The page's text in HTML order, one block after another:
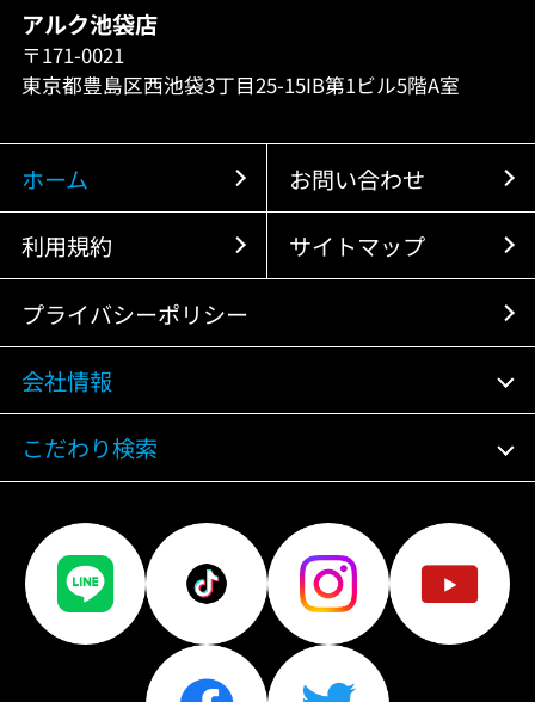
アルク池袋店
〒171-0021
東京都豊島区西池袋3丁目25-15IB第1ビル5階A室
ホーム お問い合わせ
利用規約 サイトマップ
プライバシーポリシー
会社情報
こだわり検索